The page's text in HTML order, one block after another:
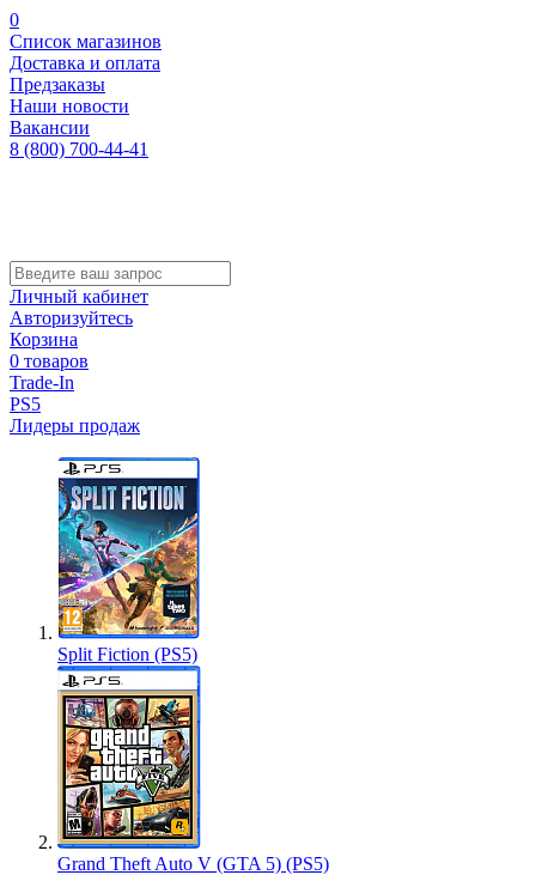
0
Список магазинов
Доставка и оплата
Предзаказы
Наши новости
Вакансии
8 (800) 700-44-41
Личный кабинет
Авторизуйтесь
Корзина
0 товаров
Trade-In
PS5
Лидеры продаж
Split Fiction (PS5)
Grand Theft Auto V (GTA 5) (PS5)